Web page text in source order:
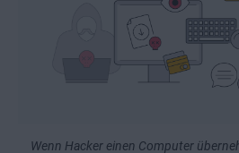
Wenn Hacker einen Computer